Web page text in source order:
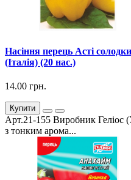
Насіння перець Асті
(Італія) (20 нас.)
14.00 грн.
Купити
Арт.21-155 Виробник Геліос
з тонким арома...